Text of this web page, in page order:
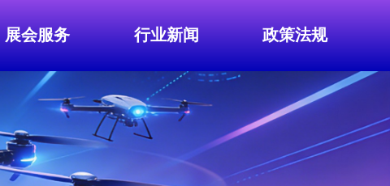
展会服务 行业新闻 政策法规